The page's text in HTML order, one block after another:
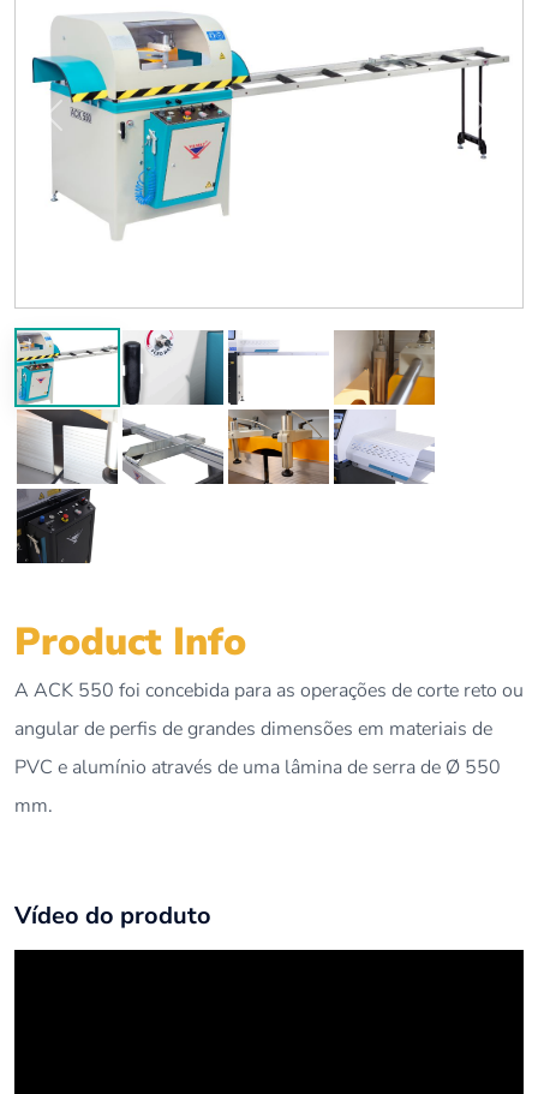
Previous
Product Info
A ACK 550 foi concebida para as operações de corte reto ou
angular de perfis de grandes dimensões em materiais de
PVC e alumínio através de uma lâmina de serra de Ø 550
mm.
Vídeo do produto